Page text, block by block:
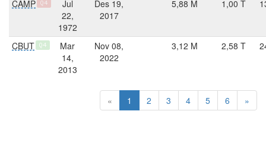
CAMP Q4
Jul
22,
1972
Des 19,
2017
5,88 M 1,00 T
CBUT Q4
Mar
14,
2013
Nov 08,
2022
3,12 M 2,58 T
« 1 2 3 4 5 6 »